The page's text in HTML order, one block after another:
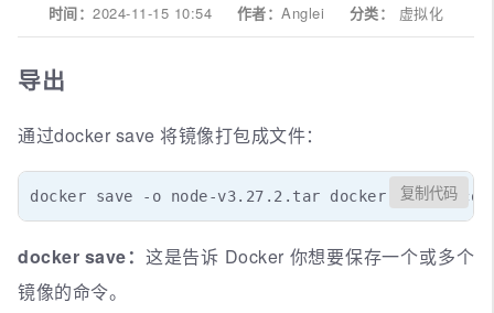
时间：2024-11-15 10:54 作者：Anglei 分类： 虚拟化
导出
通过docker save 将镜像打包成文件：
docker save -o node-v3.27.2.tar docker.io/calico/
复制代码
docker save： 这是告诉 Docker 你想要保存一个或多个
镜像的命令。